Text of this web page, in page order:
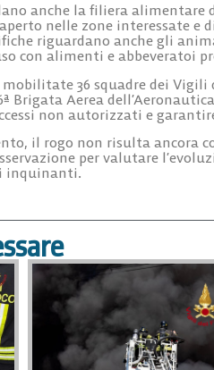
anche la filiera alimentare
nelle zone interessate e
riguardano anche gli
con alimenti e abbeveratoi
36 squadre dei Vigili
Brigata Aerea
non autorizzati e
il rogo non risulta ancora
per valutare
inquinanti.